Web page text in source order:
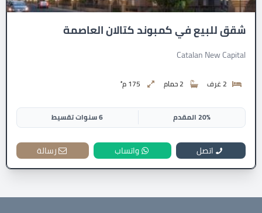
شقق للبيع في كمبوند كتالان العاصمة
Catalan New Capital
2 غرف 2 حمام 175 م²
20% المقدم 6 سنوات تقسيط
اتصل واتساب رسالة